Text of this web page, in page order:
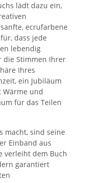
lädt dazu ein,
ecrufarbene
dass jede
lebendig
die Stimmen Ihrer
Ihres
ein Jubiläum
Wärme und
für das Teilen
macht, sind seine
Einband aus
verleiht dem Buch
garantiert